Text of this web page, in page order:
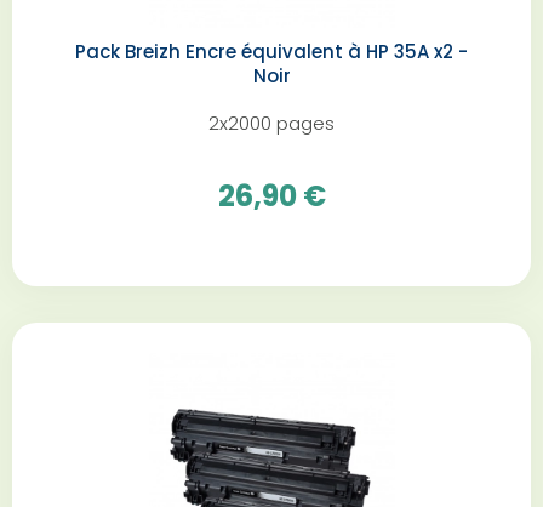
Pack Breizh Encre équivalent à HP 35A x2 -
Noir
2x2000 pages
26,90 €